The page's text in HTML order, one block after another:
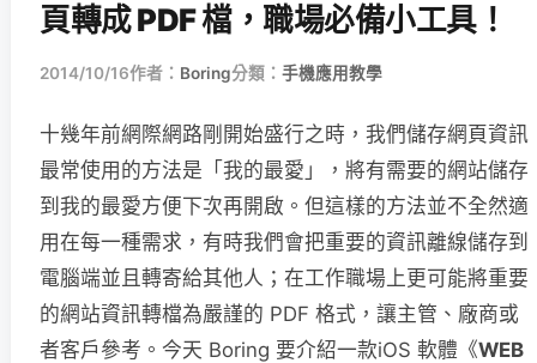
頁轉成 PDF 檔，職場必備小工具！
2014/10/16作者： Boring分類： 手機應用教學
十幾年前網際網路剛開始盛行之時，我們儲存網頁資訊
最常使用的方法是「我的最愛」，將有需要的網站儲存
到我的最愛方便下次再開啟。但這樣的方法並不全然適
用在每一種需求，有時我們會把重要的資訊離線儲存到
電腦端並且轉寄給其他人；在工作職場上更可能將重要
的網站資訊轉檔為嚴謹的 PDF 格式，讓主管、廠商或
者客戶參考。今天 Boring 要介紹一款iOS 軟體《WEB